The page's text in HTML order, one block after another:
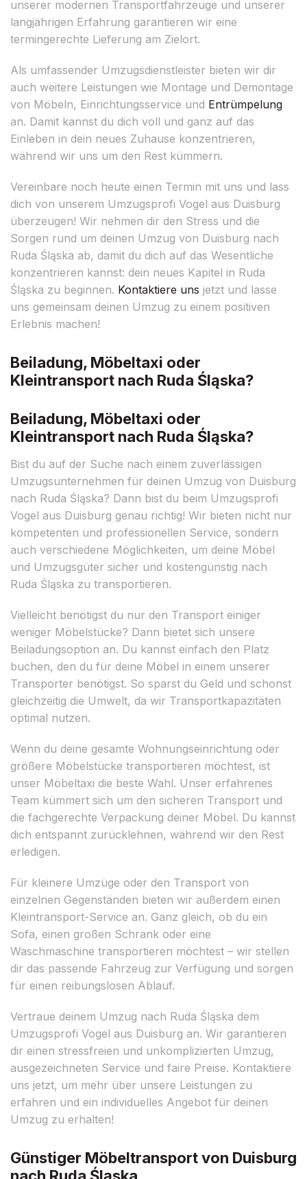
unserer modernen Transportfahrzeuge und unserer
langjährigen Erfahrung garantieren wir eine
termingerechte Lieferung am Zielort.
Als umfassender Umzugsdienstleister bieten wir dir
auch weitere Leistungen wie Montage und Demontage
von Möbeln, Einrichtungsservice und Entrümpelung
an. Damit kannst du dich voll und ganz auf das
Einleben in dein neues Zuhause konzentrieren,
während wir uns um den Rest kümmern.
Vereinbare noch heute einen Termin mit uns und lass
dich von unserem Umzugsprofi Vogel aus Duisburg
überzeugen! Wir nehmen dir den Stress und die
Sorgen rund um deinen Umzug von Duisburg nach
Ruda Śląska ab, damit du dich auf das Wesentliche
konzentrieren kannst: dein neues Kapitel in Ruda
Śląska zu beginnen. Kontaktiere uns jetzt und lasse
uns gemeinsam deinen Umzug zu einem positiven
Erlebnis machen!
Beiladung, Möbeltaxi oder
Kleintransport nach Ruda Śląska?
Beiladung, Möbeltaxi oder
Kleintransport nach Ruda Śląska?
Bist du auf der Suche nach einem zuverlässigen
Umzugsunternehmen für deinen Umzug von Duisburg
nach Ruda Śląska? Dann bist du beim Umzugsprofi
Vogel aus Duisburg genau richtig! Wir bieten nicht nur
kompetenten und professionellen Service, sondern
auch verschiedene Möglichkeiten, um deine Möbel
und Umzugsgüter sicher und kostengünstig nach
Ruda Śląska zu transportieren.
Vielleicht benötigst du nur den Transport einiger
weniger Möbelstücke? Dann bietet sich unsere
Beiladungsoption an. Du kannst einfach den Platz
buchen, den du für deine Möbel in einem unserer
Transporter benötigst. So sparst du Geld und schonst
gleichzeitig die Umwelt, da wir Transportkapazitäten
optimal nutzen.
Wenn du deine gesamte Wohnungseinrichtung oder
größere Möbelstücke transportieren möchtest, ist
unser Möbeltaxi die beste Wahl. Unser erfahrenes
Team kümmert sich um den sicheren Transport und
die fachgerechte Verpackung deiner Möbel. Du kannst
dich entspannt zurücklehnen, während wir den Rest
erledigen.
Für kleinere Umzüge oder den Transport von
einzelnen Gegenständen bieten wir außerdem einen
Kleintransport-Service an. Ganz gleich, ob du ein
Sofa, einen großen Schrank oder eine
Waschmaschine transportieren möchtest – wir stellen
dir das passende Fahrzeug zur Verfügung und sorgen
für einen reibungslosen Ablauf.
Vertraue deinem Umzug nach Ruda Śląska dem
Umzugsprofi Vogel aus Duisburg an. Wir garantieren
dir einen stressfreien und unkomplizierten Umzug,
ausgezeichneten Service und faire Preise. Kontaktiere
uns jetzt, um mehr über unsere Leistungen zu
erfahren und ein individuelles Angebot für deinen
Umzug zu erhalten!
Günstiger Möbeltransport von Duisburg